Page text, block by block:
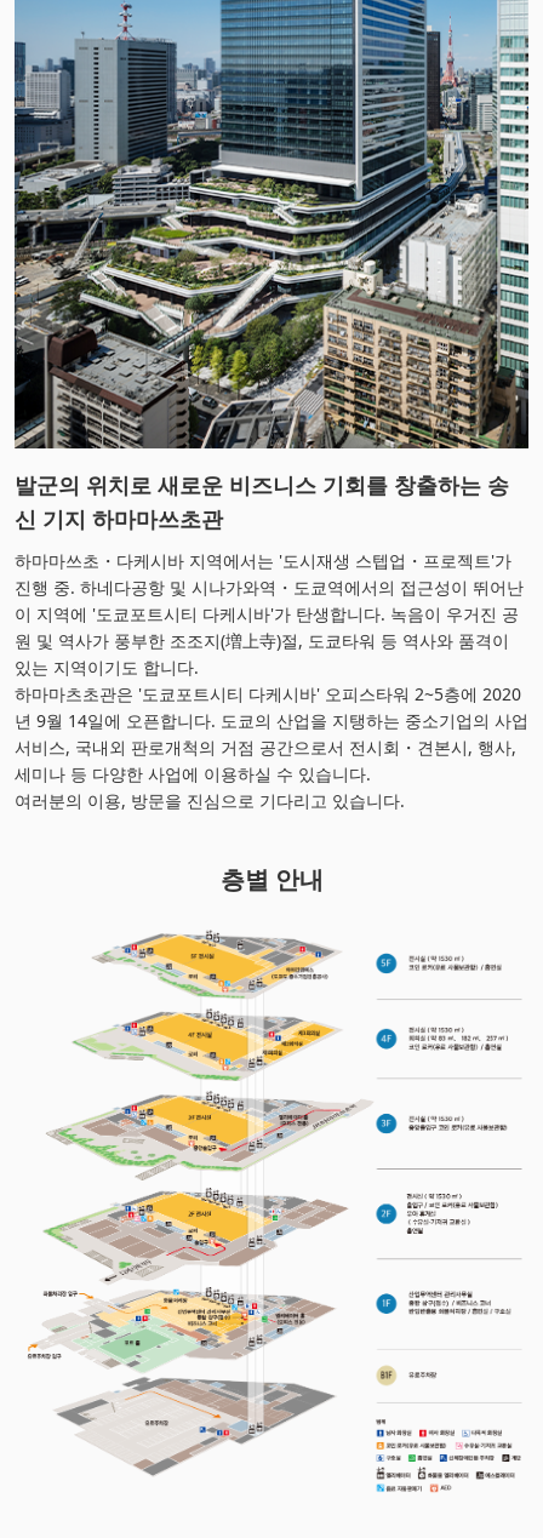
발군의 위치로 새로운 비즈니스 기회를 창출하는 송
신 기지 하마마쓰초관
하마마쓰초・다케시바 지역에서는 '도시재생 스텝업・프로젝트'가
진행 중. 하네다공항 및 시나가와역・도쿄역에서의 접근성이 뛰어난
이 지역에 '도쿄포트시티 다케시바'가 탄생합니다. 녹음이 우거진 공
원 및 역사가 풍부한 조조지(増上寺)절, 도쿄타워 등 역사와 품격이
있는 지역이기도 합니다.
하마마츠초관은 '도쿄포트시티 다케시바' 오피스타워 2~5층에 2020
년 9월 14일에 오픈합니다. 도쿄의 산업을 지탱하는 중소기업의 사업
서비스, 국내외 판로개척의 거점 공간으로서 전시회・견본시, 행사,
세미나 등 다양한 사업에 이용하실 수 있습니다.
여러분의 이용, 방문을 진심으로 기다리고 있습니다.
층별 안내